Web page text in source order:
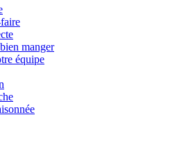
manger
équipe